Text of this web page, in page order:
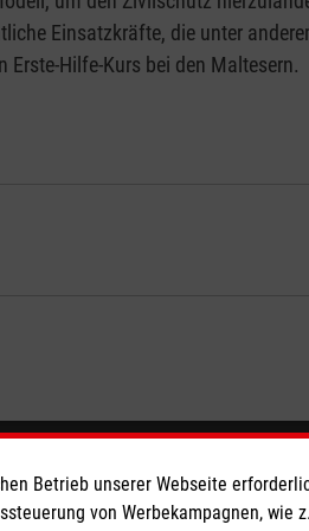
Einsatzkräfte, die unter
Hilfe-Kurs bei den Maltesern.
So
Betrieb unserer Webseite
von Werbekampagnen, wie